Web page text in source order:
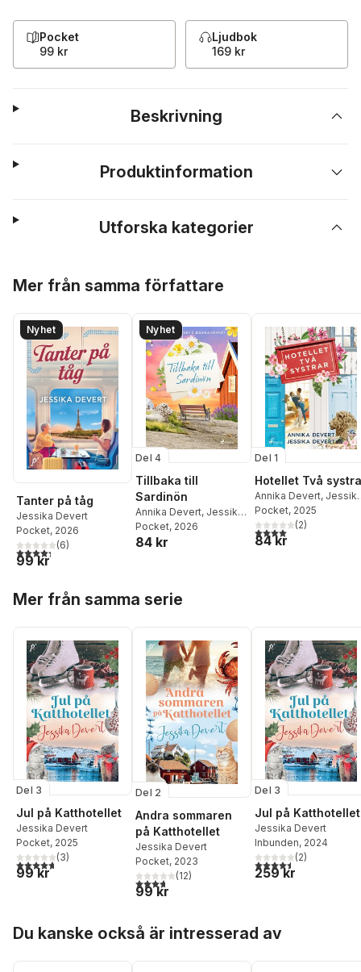
Pocket
99 kr
Ljudbok
169 kr
Beskrivning
Produktinformation
Utforska kategorier
Mer från samma författare
Nyhet
Tanter på tåg
Jessika Devert
Pocket, 2026
4,3utav 5 stjärnor. Totalt antal röster:
(6)
99 kr
Nyhet
Del 4
Tillbaka till
Sardinön
Annika Devert, Jessika
Devert
Pocket, 2026
84 kr
Del 1
Hotellet Två
Annika Devert,
Devert
Pocket, 2025
4,0utav 5 stjärnor.
(2)
84 kr
Mer från samma serie
Del 3
Jul på Katthotellet
Jessika Devert
Pocket, 2025
4,7utav 5 stjärnor. Totalt antal röster:
(3)
99 kr
Del 2
Andra sommaren
på Katthotellet
Jessika Devert
Pocket, 2023
3,7utav 5 stjärnor. Totalt antal röster:
(12)
99 kr
Del 3
Jul på Katthotellet
Jessika Devert
Inbunden, 2024
4,5utav 5 stjärnor.
(2)
259 kr
Du kanske också är intresserad av